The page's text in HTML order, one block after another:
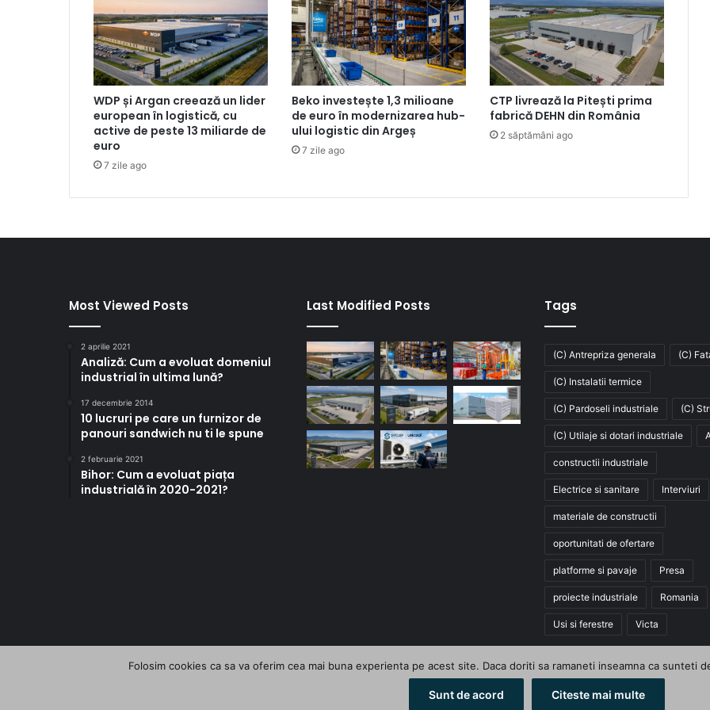
WDP și Argan creează un lider
european în logistică, cu
active de peste 13 miliarde de
euro
7 zile ago
Beko investește 1,3 milioane
de euro în modernizarea hub-
ului logistic din Argeș
7 zile ago
CTP livrează la Pitești prima
fabrică DEHN din România
2 săptămâni ago
Most Viewed Posts
2 aprilie 2021
Analiză: Cum a evoluat domeniul
industrial în ultima lună?
17 decembrie 2014
10 lucruri pe care un furnizor de
panouri sandwich nu ti le spune
2 februarie 2021
Bihor: Cum a evoluat piața
industrială în 2020-2021?
Last Modified Posts Tags
(C) Antrepriza generala (C)
(C) Instalatii termice
(C) Pardoseli industriale (C)
(C) Utilaje si dotari industriale
constructii industriale
Electrice si sanitare Interviuri
materiale de constructii
oportunitati de ofertare
platforme si pavaje Presa
proiecte industriale Romania
Usi si ferestre Victa
Folosim cookies ca sa va oferim cea mai buna experienta pe acest site. Daca doriti sa ramaneti inseamna ca sunteti
Sunt de acord Citeste mai multe